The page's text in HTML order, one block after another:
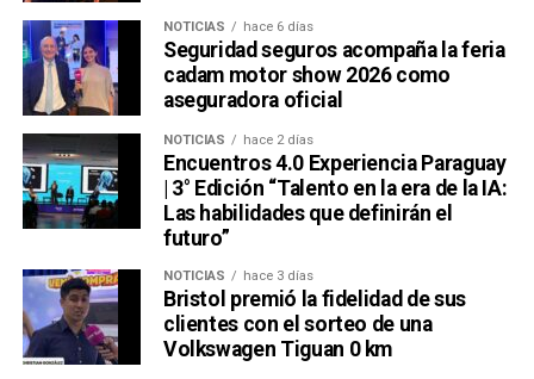
NOTICIAS hace 6 días
Seguridad seguros acompaña la feria
cadam motor show 2026 como
aseguradora oficial
NOTICIAS hace 2 días
Encuentros 4.0 Experiencia Paraguay
| 3° Edición “Talento en la era de la IA:
Las habilidades que definirán el
futuro”
NOTICIAS hace 3 días
Bristol premió la fidelidad de sus
clientes con el sorteo de una
Volkswagen Tiguan 0 km